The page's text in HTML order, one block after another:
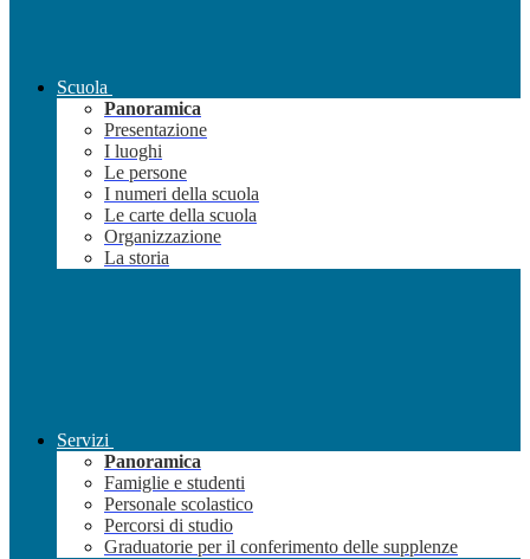
Scuola
Panoramica
Presentazione
I luoghi
Le persone
I numeri della scuola
Le carte della scuola
Organizzazione
La storia
Servizi
Panoramica
Famiglie e studenti
Personale scolastico
Percorsi di studio
Graduatorie per il conferimento delle supplenze